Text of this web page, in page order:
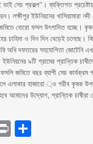
সেচ প্রকল্প’’। ব্যক্তিগত
লক্ষীপুর ইউনিয়নের খাসিয়ামারা
বোরো ফসল উৎপাদিত হচ্ছে।
চাহিদা ও দিন দিন বেড়েই চলেছে।
অধি দফতরের সহযোগিতা জোটেনি
৯টি গ্রামের প্রান্তিক
ফসলি জমিতে বছর ব্যাপী সেচ
এলাকার হাজারো ্ও গরীব কৃষক
আমাদের উদ্যোগ, প্রান্তিক চাষীরা
Print